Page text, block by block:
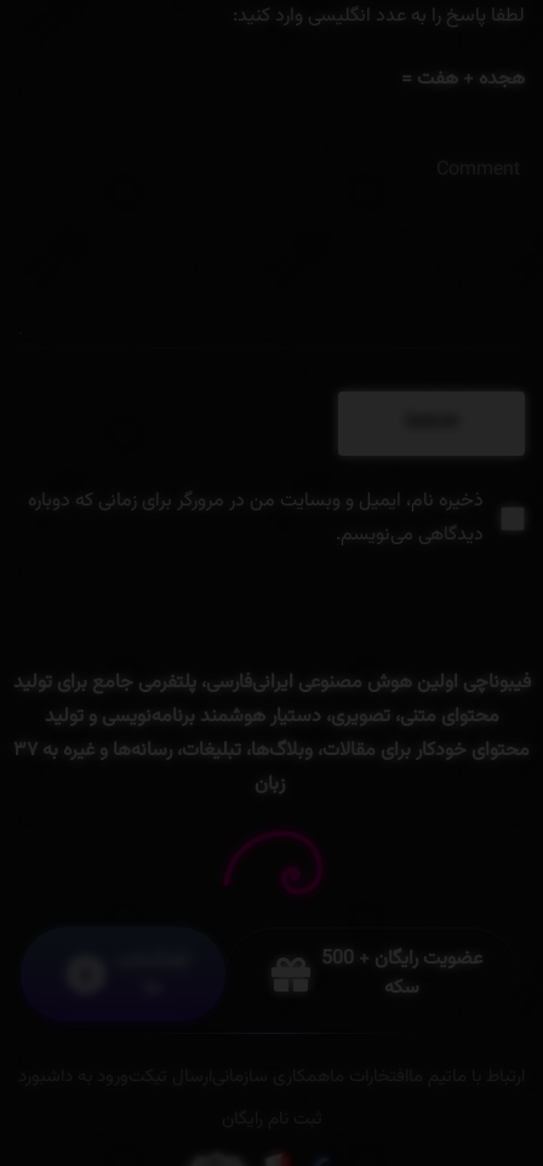
ذخیره نام، ایمیل و وبسایت من در مرورگر برای زمانی که دوباره
دیدگاهی می‌نویسم.
لطفا پاسخ را به عدد انگلیسی وارد کنید:
هجده + هفت =
فیبوناچی اولین هوش مصنوعی ایرانیفارسی، پلتفرمی جامع برای تولید
محتوای متنی، تصویری، دستیارهوشمند برنامه‌نویسی و تولید
محتوای خودکار برای مقالات، وبلاگ‌ها، تبلیغات، رسانه‌ها و غیره به ۳۷
زبان
عضویت رایگان + 500
سکه